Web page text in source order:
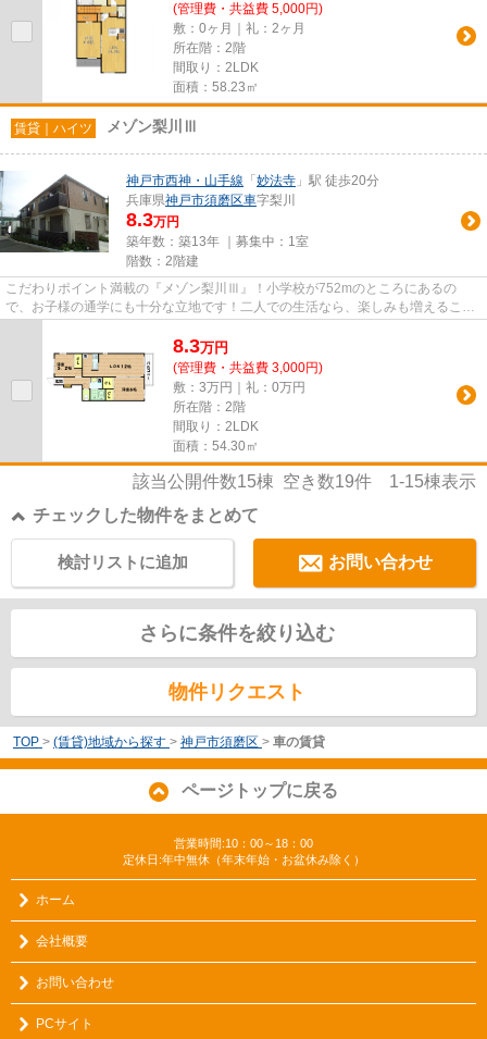
(管理費・共益費 5,000円)
敷：0ヶ月｜礼：2ヶ月
所在階：2階
間取り：2LDK
面積：58.23㎡
賃貸｜ハイツ メゾン梨川Ⅲ
神戸市西神・山手線 「 妙法寺 」駅 徒歩20分
兵庫県神戸市須磨区車字梨川
8.3万円
築年数：築13年 ｜募集中： 1室
階数：2階建
こだわりポイント満載の『メゾン梨川Ⅲ』！小学校が752mのところにあるの
で、お子様の通学にも十分な立地です！二人での生活なら、楽しみも増えること
8.3万円
(管理費・共益費 3,000円)
敷：3万円｜礼：0万円
所在階：2階
間取り：2LDK
面積：54.30㎡
該当公開件数15棟 空き数19件 1-15棟表示
チェックした物件をまとめて
お問い合わせ
検討リストに追加
さらに条件を絞り込む
物件リクエスト
TOP > (賃貸)地域から探す > 神戸市須磨区 > 車の賃貸
ページトップに戻る
営業時間:10：00～18：00
定休日:年中無休（年末年始・お盆休み除く）
ホーム
会社概要
お問い合わせ
PCサイト